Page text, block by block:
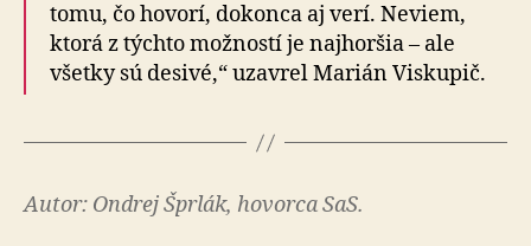
tomu, čo hovorí, dokonca aj verí. Neviem,
ktorá z týchto možností je najhoršia – ale
všetky sú desivé,“ uzavrel Marián Viskupič.
Autor: Ondrej Šprlák, hovorca SaS.